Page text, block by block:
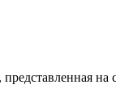
на